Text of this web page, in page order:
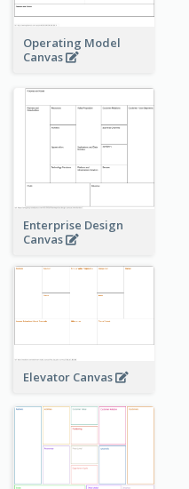
Operating Model
Canvas
Enterprise Design
Canvas
Elevator Canvas